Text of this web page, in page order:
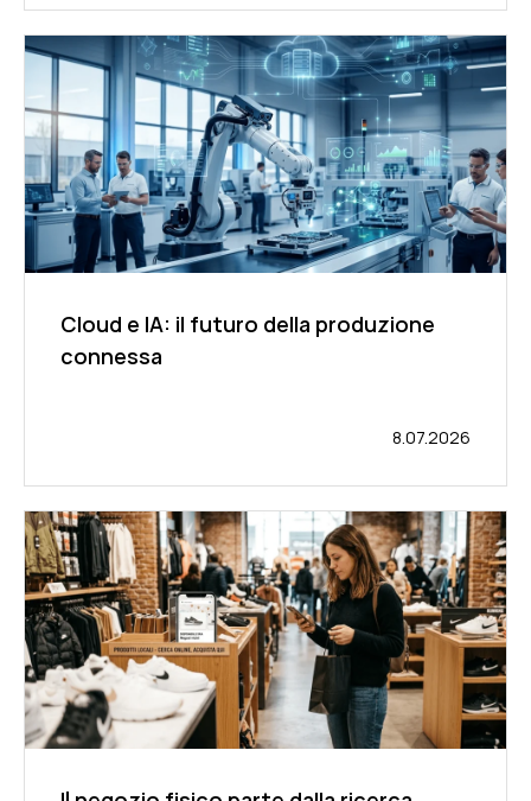
Cloud e IA: il futuro della produzione
connessa
8.07.2026